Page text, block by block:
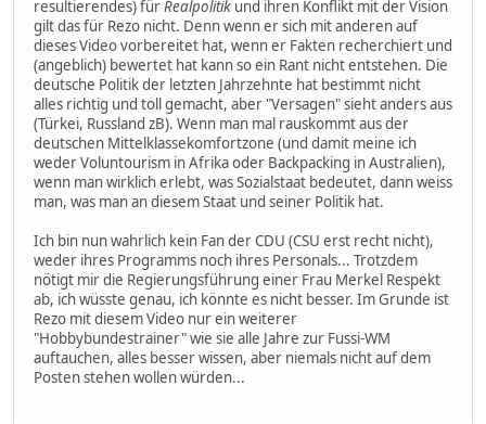
resultierendes) fürRealpolitik und ihren Konflikt mit der Vision
gilt das für Rezo nicht. Denn wenn er sich mit anderen auf
dieses Video vorbereitet hat, wenn er Fakten recherchiert und
(angeblich) bewertet hat kann so ein Rant nicht entstehen. Die
deutsche Politik der letzten Jahrzehnte hat bestimmt nicht
alles richtig und toll gemacht, aber "Versagen" sieht anders aus
(Türkei, Russland zB). Wenn man mal rauskommt aus der
deutschen Mittelklassekomfortzone (und damit meine ich
weder Voluntourism in Afrika oder Backpacking in Australien),
wenn man wirklich erlebt, was Sozialstaat bedeutet, dann weiss
man, was man an diesem Staat und seiner Politik hat.
Ich bin nun wahrlich kein Fan der CDU (CSU erst recht nicht),
weder ihres Programms noch ihres Personals... Trotzdem
nötigt mir die Regierungsführung einer Frau Merkel Respekt
ab, ich wüsste genau, ich könnte es nicht besser. Im Grunde ist
Rezo mit diesem Video nur ein weiterer
"Hobbybundestrainer" wie sie alle Jahre zur Fussi-WM
auftauchen, alles besser wissen, aber niemals nicht auf dem
Posten stehen wollen würden...